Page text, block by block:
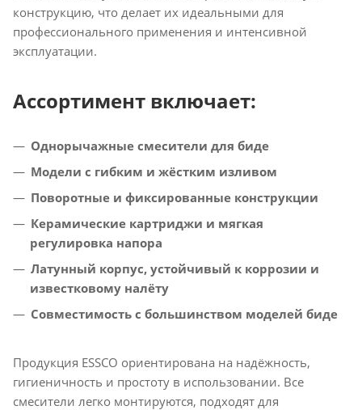
конструкцию, что делает их идеальными для
профессионального применения и интенсивной
эксплуатации.
Ассортимент включает:
Однорычажные смесители для биде
Модели с гибким и жёстким изливом
Поворотные и фиксированные конструкции
Керамические картриджи и мягкая
регулировка напора
Латунный корпус, устойчивый к коррозии и
известковому налёту
Совместимость с большинством моделей биде
Продукция ESSCO ориентирована на надёжность,
гигиеничность и простоту в использовании. Все
смесители легко монтируются, подходят для